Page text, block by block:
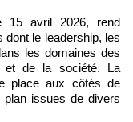
15 avril 2026, rend
dont le leadership, les
les domaines des
et de la société. La
place aux côtés de
plan issues de divers